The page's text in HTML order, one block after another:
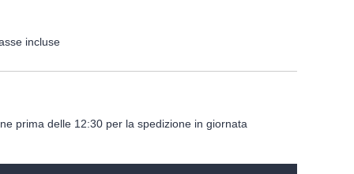
incluse
prima delle 12:30 per la spedizione in giornata